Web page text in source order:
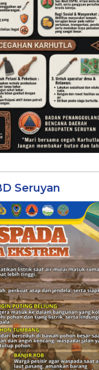
Seruyan